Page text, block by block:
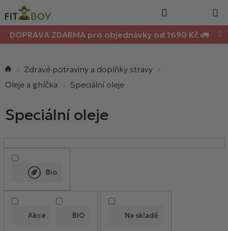
na
obsah
DOPRAVA ZDARMA pro objednávky od 1690 Kč 🚛
košík
Zdravé potraviny a doplňky stravy
Oleje a ghíčka
Speciální oleje
Speciální oleje
Na skladě
Akce BIO
Bio
V
i